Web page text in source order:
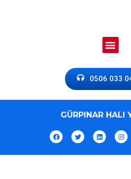
0506 033
GÜRPINAR HALI